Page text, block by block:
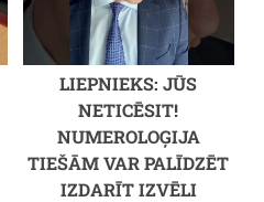
LIEPNIEKS: JŪS
NETICĒSIT!
NUMEROLOĢIJA
TIEŠĀM VAR PALĪDZĒT
IZDARĪT IZVĒLI